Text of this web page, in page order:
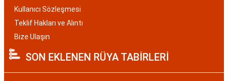
Kullanıcı Sözleşmesi
Teklif Hakları ve Alıntı
Bize Ulaşın
SON EKLENEN RÜYA TABİRLERİ